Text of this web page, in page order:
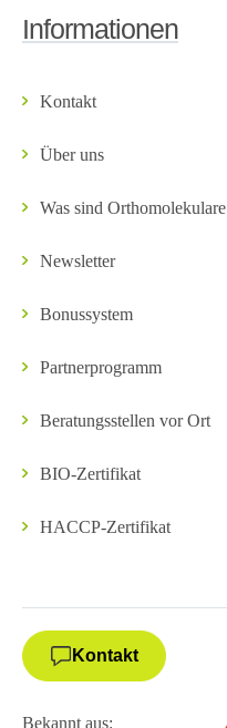
Informationen
Kontakt
Über uns
Was sind
Newsletter
Bonussystem
Partnerprogramm
Beratungsstellen vor Ort
BIO-Zertifikat
HACCP-Zertifikat
Kontakt
Bekannt aus: